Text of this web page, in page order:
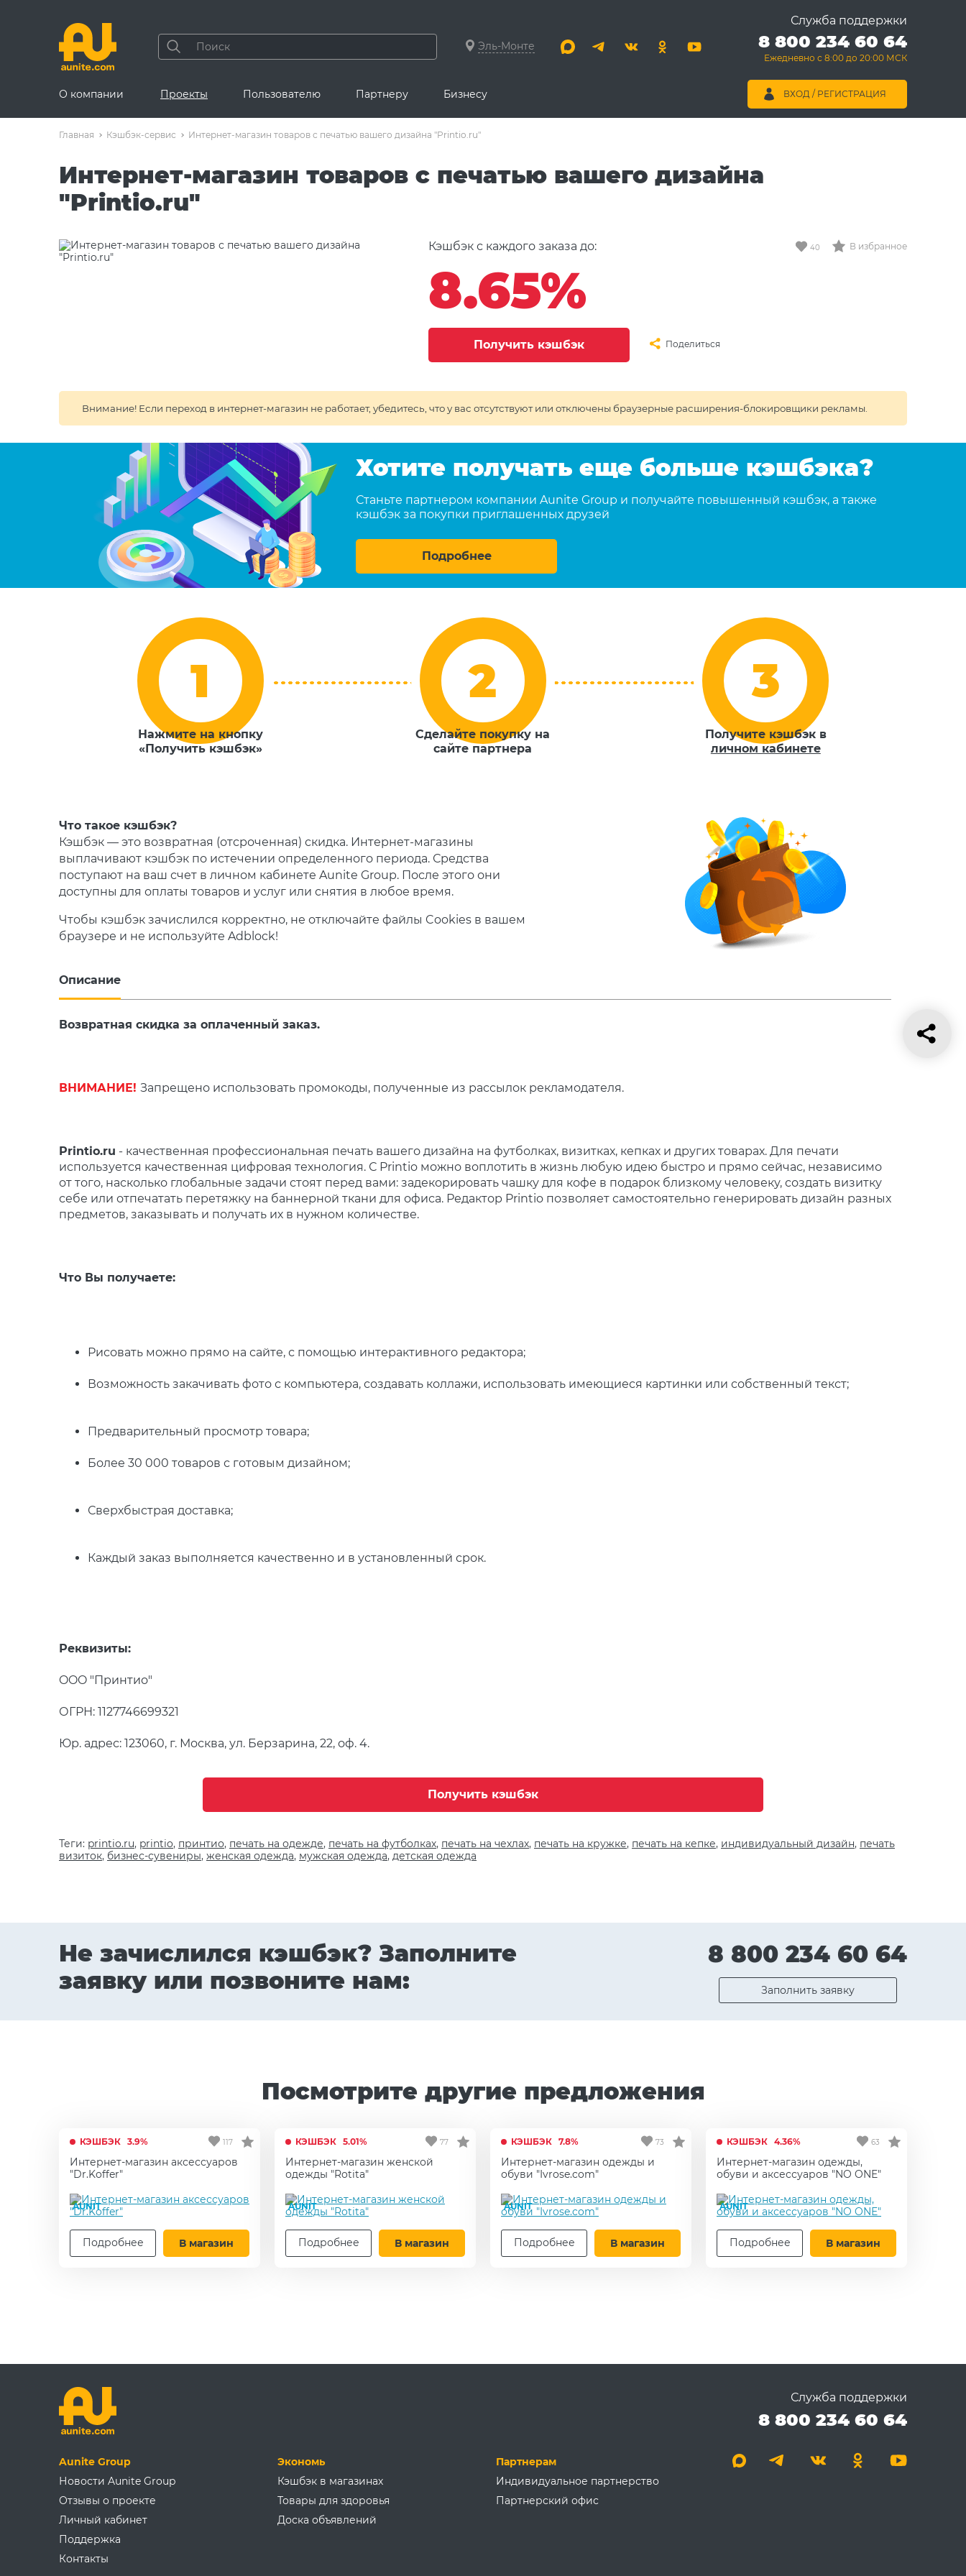
Эль-Монте
Служба поддержки
8 800 234 60 64
Ежедневно с 8:00 до 20:00 МСК
О компании Проекты Пользователю Партнеру Бизнесу ВХОД / РЕГИСТРАЦИЯ
Главная Кэшбэк-сервис Интернет-магазин товаров с печатью вашего дизайна "Printio.ru"
Интернет-магазин товаров с печатью вашего дизайна
"Printio.ru"
Кэшбэк с каждого заказа до:
8.65%
Получить кэшбэк Поделиться
40 В избранное
Внимание! Если переход в интернет-магазин не работает, убедитесь, что у вас отсутствуют или отключены браузерные расширения-блокировщики рекламы.
Хотите получать еще больше кэшбэка?
Станьте партнером компании Aunite Group и получайте повышенный кэшбэк, а также
кэшбэк за покупки приглашенных друзей
Подробнее
Нажмите на кнопку
«Получить кэшбэк»
Сделайте покупку на
сайте партнера
Получите кэшбэк в
личном кабинете
Что такое кэшбэк?
Кэшбэк — это возвратная (отсроченная) скидка. Интернет-магазины
выплачивают кэшбэк по истечении определенного периода. Средства
поступают на ваш счет в личном кабинете Aunite Group. После этого они
доступны для оплаты товаров и услуг или снятия в любое время.
Чтобы кэшбэк зачислился корректно, не отключайте файлы Cookies в вашем
браузере и не используйте Adblock!
Описание
Возвратная скидка за оплаченный заказ.
ВНИМАНИЕ! Запрещено использовать промокоды, полученные из рассылок рекламодателя.
Printio.ru - качественная профессиональная печать вашего дизайна на футболках, визитках, кепках и других товарах. Для печати
используется качественная цифровая технология. С Printio можно воплотить в жизнь любую идею быстро и прямо сейчас, независимо
от того, насколько глобальные задачи стоят перед вами: задекорировать чашку для кофе в подарок близкому человеку, создать визитку
себе или отпечатать перетяжку на баннерной ткани для офиса. Редактор Printio позволяет самостоятельно генерировать дизайн разных
предметов, заказывать и получать их в нужном количестве.
Что Вы получаете:
Рисовать можно прямо на сайте, с помощью интерактивного редактора;
Возможность закачивать фото с компьютера, создавать коллажи, использовать имеющиеся картинки или собственный текст;
Предварительный просмотр товара;
Более 30 000 товаров с готовым дизайном;
Сверхбыстрая доставка;
Каждый заказ выполняется качественно и в установленный срок.
Реквизиты:
OOO "Принтио"
ОГРН: 1127746699321
Юр. адрес: 123060, г. Москва, ул. Берзарина, 22, оф. 4.
Получить кэшбэк
Теги: printio.ru, printio, принтио, печать на одежде, печать на футболках, печать на чехлах, печать на кружке, печать на кепке, индивидуальный дизайн, печать
визиток, бизнес-сувениры, женская одежда, мужская одежда, детская одежда
Не зачислился кэшбэк? Заполните
заявку или позвоните нам:
8 800 234 60 64
Заполнить заявку
Посмотрите другие предложения
КЭШБЭК 3.9% 117
Интернет-магазин аксессуаров
"Dr.Koffer"
AUNIT
Подробнее В магазин
КЭШБЭК 5.01% 77
Интернет-магазин женской
одежды "Rotita"
AUNIT
Подробнее В магазин
КЭШБЭК 7.8% 73
Интернет-магазин одежды и
обуви "Ivrose.com"
AUNIT
Подробнее В магазин
КЭШБЭК 4.36% 63
Интернет-магазин одежды,
обуви и аксессуаров "NO ONE"
AUNIT
Подробнее В магазин
Служба поддержки
8 800 234 60 64
Aunite Group
Новости Aunite Group
Отзывы о проекте
Личный кабинет
Поддержка
Контакты
Экономь
Кэшбэк в магазинах
Товары для здоровья
Доска объявлений
Партнерам
Индивидуальное партнерство
Партнерский офис